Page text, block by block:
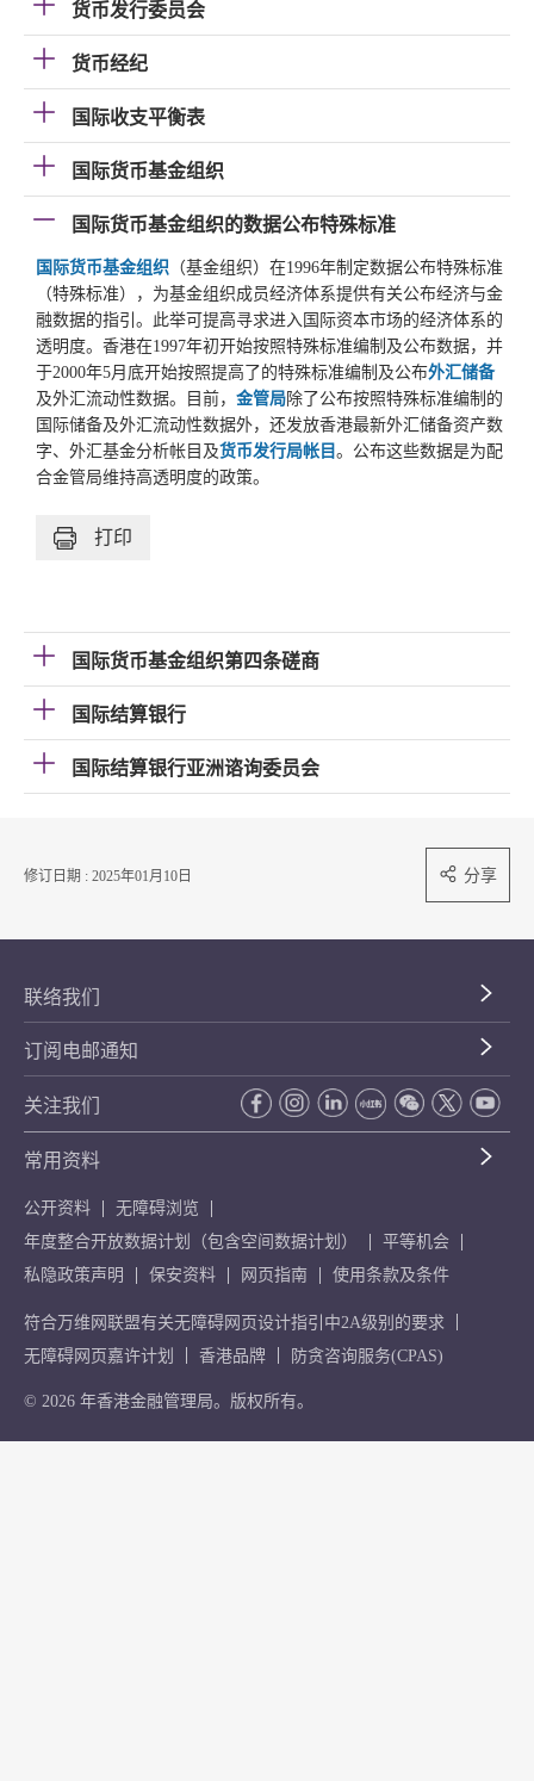
货币发行委员会
货币经纪
国际收支平衡表
国际货币基金组织
国际货币基金组织的数据公布特殊标准
国际货币基金组织 （基金组织）在1996年制定数据公布特殊标准
（特殊标准），为基金组织成员经济体系提供有关公布经济与金
融数据的指引。此举可提高寻求进入国际资本市场的经济体系的
透明度。香港在1997年初开始按照特殊标准编制及公布数据，并
于2000年5月底开始按照提高了的特殊标准编制及公布外汇储备
及外汇流动性数据。目前， 金管局除了公布按照特殊标准编制的
国际储备及外汇流动性数据外，还发放香港最新外汇储备资产数
字、外汇基金分析帐目及货币发行局帐目 。公布这些数据是为配
合金管局维持高透明度的政策。
打印
国际货币基金组织第四条磋商
国际结算银行
国际结算银行亚洲谘询委员会
修订日期 : 2025年01月10日 分享
联络我们
订阅电邮通知
关注我们
常用资料
公开资料
无障碍浏览
年度整合开放数据计划（包含空间数据计划）
平等机会
私隐政策声明
保安资料 网页指南 使用条款及条件
符合万维网联盟有关无障碍网页设计指引中2A级别的要求
无障碍网页嘉许计划
香港品牌 防贪咨询服务(CPAS)
© 2026 年香港金融管理局。版权所有。